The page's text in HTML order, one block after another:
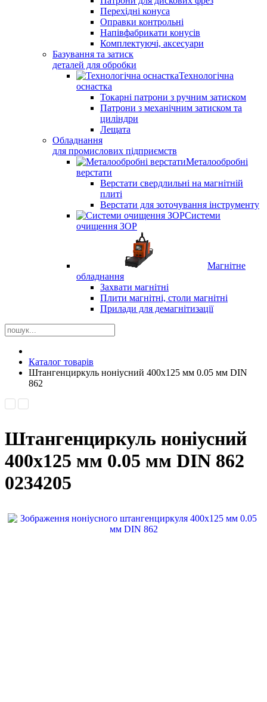
Перехідні конуса
Оправки контрольні
Напівфабрикати конусів
Комплектуючі, аксесуари
Базування та затиск
деталей для обробки
Технологічна
оснастка
Токарні патрони з ручним затиском
Патрони з механічним затиском та
циліндри
Лещата
Обладнання
для промислових підприємств
Металообробні
верстати
Верстати свердлильні на магнітній
плиті
Верстати для зоточування інструменту
Системи
очищення ЗОР
Магнітне
обладнання
Захвати магнітні
Плити магнітні, столи магнітні
Прилади для демагнітизації
Каталог товарів
Штангенциркуль ноніусний 400x125 мм 0.05 мм DIN
862
Штангенциркуль ноніусний
400x125 мм 0.05 мм DIN 862
0234205